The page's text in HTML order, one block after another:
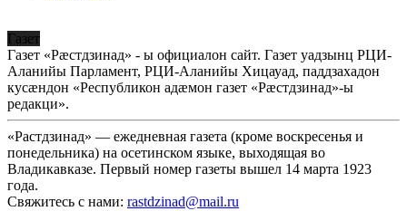
Газет
Газет «Рæстдзинад» - ы официалон сайт. Газет уадзынц РЦИ-
Аланийы Парламент, РЦИ-Аланийы Хицауад, паддзахадон
кусæндон «Республикон адæмон газет «Рæстдзинад»-ы
редакци».
«Растдзинад» — ежедневная газета (кроме воскресенья и
понедельника) на осетинском языке, выходящая во
Владикавказе. Первый номер газеты вышел 14 марта 1923
года.
Свяжитесь с нами: rastdzinad@mail.ru